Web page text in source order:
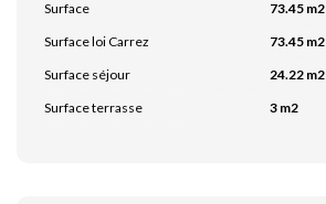
Surface
73.45 m2
Surface loi Carrez
73.45 m2
Surface séjour
24.22 m2
Surface terrasse
3 m2